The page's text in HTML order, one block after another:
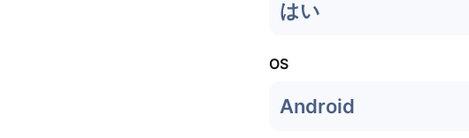
はい
OS
Android